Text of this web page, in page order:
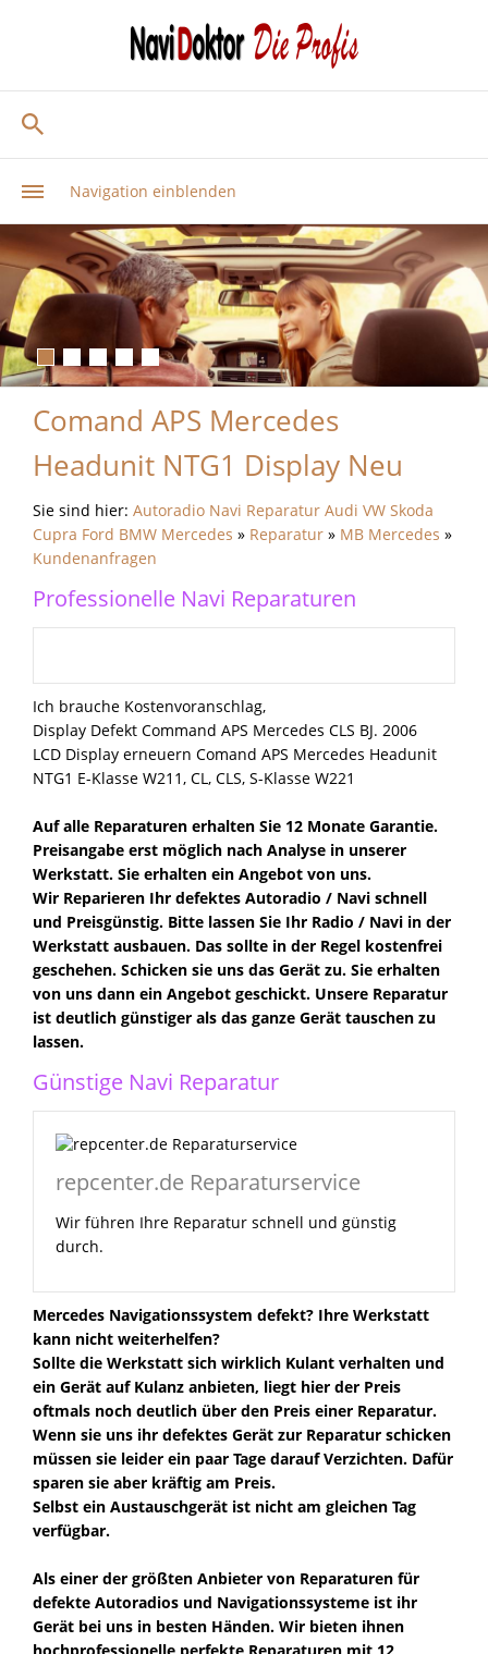
Navigation einblenden
Comand APS Mercedes
Headunit NTG1 Display Neu
Sie sind hier: Autoradio Navi Reparatur Audi VW Skoda
Cupra Ford BMW Mercedes » Reparatur » MB Mercedes »
Kundenanfragen
Professionelle Navi Reparaturen
Ich brauche Kostenvoranschlag,
Display Defekt Command APS Mercedes CLS BJ. 2006
LCD Display erneuern Comand APS Mercedes Headunit
NTG1 E-Klasse W211, CL, CLS, S-Klasse W221
Auf alle Reparaturen erhalten Sie 12 Monate Garantie.
Preisangabe erst möglich nach Analyse in unserer
Werkstatt. Sie erhalten ein Angebot von uns.
Wir Reparieren Ihr defektes Autoradio / Navi schnell
und Preisgünstig. Bitte lassen Sie Ihr Radio / Navi in der
Werkstatt ausbauen. Das sollte in der Regel kostenfrei
geschehen. Schicken sie uns das Gerät zu. Sie erhalten
von uns dann ein Angebot geschickt. Unsere Reparatur
ist deutlich günstiger als das ganze Gerät tauschen zu
lassen.
Günstige Navi Reparatur
repcenter.de Reparaturservice
Wir führen Ihre Reparatur schnell und günstig
durch.
Mercedes Navigationssystem defekt? Ihre Werkstatt
kann nicht weiterhelfen?
Sollte die Werkstatt sich wirklich Kulant verhalten und
ein Gerät auf Kulanz anbieten, liegt hier der Preis
oftmals noch deutlich über den Preis einer Reparatur.
Wenn sie uns ihr defektes Gerät zur Reparatur schicken
müssen sie leider ein paar Tage darauf Verzichten. Dafür
sparen sie aber kräftig am Preis.
Selbst ein Austauschgerät ist nicht am gleichen Tag
verfügbar.
Als einer der größten Anbieter von Reparaturen für
defekte Autoradios und Navigationssysteme ist ihr
Gerät bei uns in besten Händen. Wir bieten ihnen